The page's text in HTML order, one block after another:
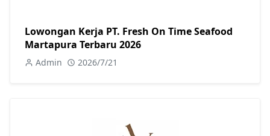
Lowongan Kerja PT. Fresh On Time Seafood
Martapura Terbaru 2026
Admin 2026/7/21